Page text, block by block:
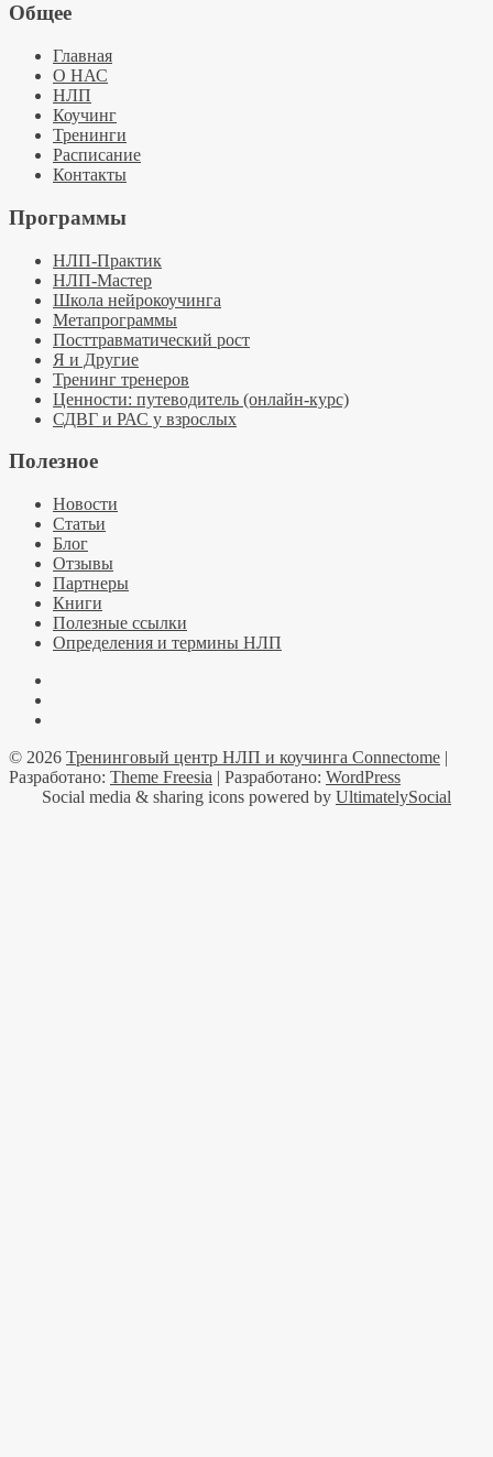
Общее
Главная
О НАС
НЛП
Коучинг
Тренинги
Расписание
Контакты
Программы
НЛП-Практик
НЛП-Мастер
Школа нейрокоучинга
Метапрограммы
Посттравматический рост
Я и Другие
Тренинг тренеров
Ценности: путеводитель (онлайн-курс)
СДВГ и РАС у взрослых
Полезное
Новости
Статьи
Блог
Отзывы
Партнеры
Книги
Полезные ссылки
Определения и термины НЛП
© 2026 Тренинговый центр НЛП и коучинга Connectome |
Разработано: Theme Freesia | Разработано: WordPress
Social media & sharing icons powered by UltimatelySocial